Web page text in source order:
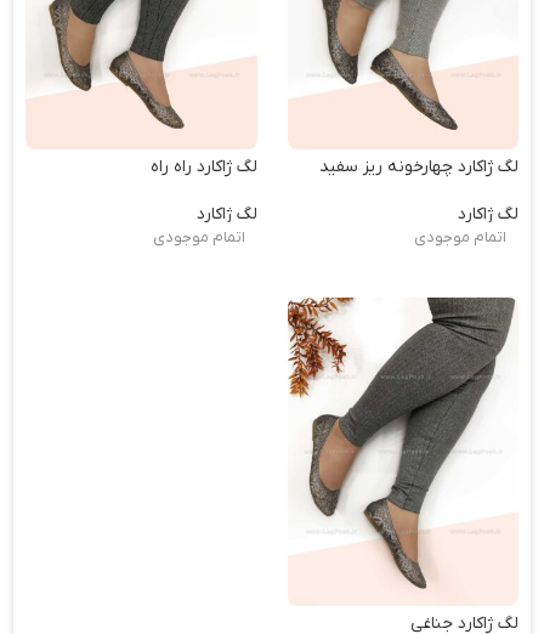
لگ ژاکارد چهارخونه ریز سفید
لگ ژاکارد
اتمام موجودی
لگ ژاکارد راه راه
لگ ژاکارد
اتمام موجودی
لگ ژاکارد جناغی